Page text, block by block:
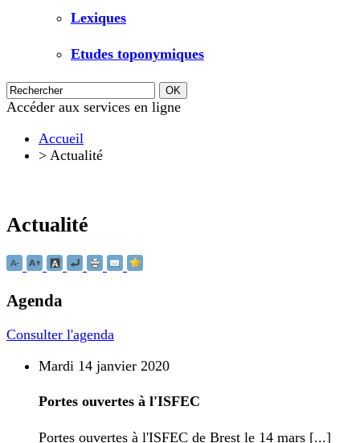
Lexiques
Etudes toponymiques
Accéder aux services en ligne
Accueil
> Actualité
Actualité
Agenda
Consulter l'agenda
Mardi 14 janvier 2020
Portes ouvertes à l'ISFEC
Portes ouvertes à l'ISFEC de Brest le 14 mars [...]